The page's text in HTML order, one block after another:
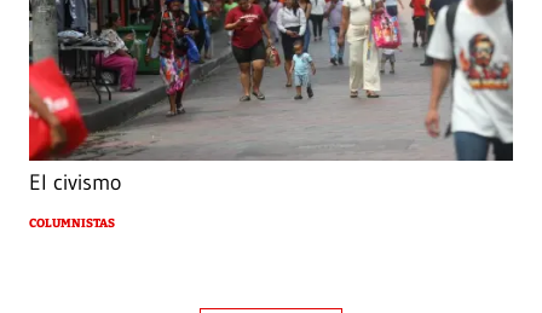
El civismo
COLUMNISTAS